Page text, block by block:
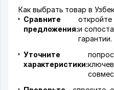
Как выбрать товар в
Сравните
предложения:
откройте
и
гарантии.
Уточните
характеристики: